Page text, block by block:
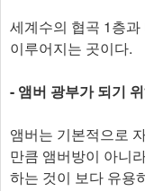
세계수의 협곡 1층
이루어지는 곳이다.
- 앰버 광부가 되기
앰버는 기본적으로
만큼 앰버방이 아니
하는 것이 보다 유용